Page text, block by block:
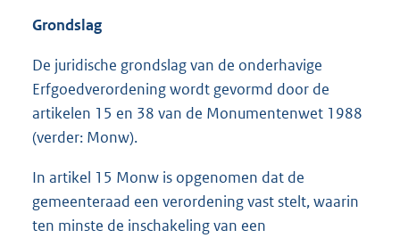
Grondslag
De juridische grondslag van de onderhavige
Erfgoedverordening wordt gevormd door de
artikelen 15 en 38 van de Monumentenwet 1988
(verder: Monw).
In artikel 15 Monw is opgenomen dat de
gemeenteraad een verordening vast stelt, waarin
ten minste de inschakeling van een